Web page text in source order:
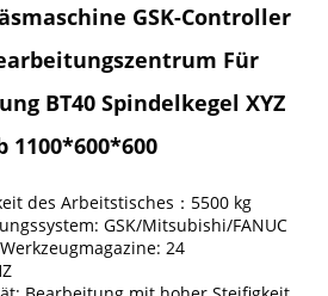
GSK-Controller
Für
BT40 Spindelkegel XYZ
1100*600*600
des Arbeitstisches：5500 kg
GSK/Mitsubishi/FANUC
24